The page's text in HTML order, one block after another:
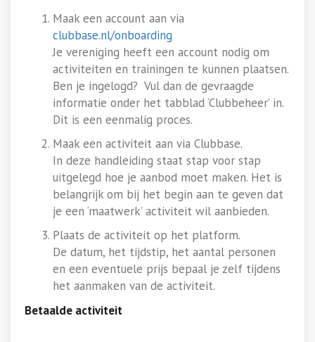
Maak een account aan via
clubbase.nl/onboarding
Je vereniging heeft een account nodig om
activiteiten en trainingen te kunnen plaatsen.
Ben je ingelogd? Vul dan de gevraagde
informatie onder het tabblad ‘Clubbeheer’ in.
Dit is een eenmalig proces.
Maak een activiteit aan via Clubbase.
In deze handleiding staat stap voor stap
uitgelegd hoe je aanbod moet maken. Het is
belangrijk om bij het begin aan te geven dat
je een ‘maatwerk’ activiteit wil aanbieden.
Plaats de activiteit op het platform.
De datum, het tijdstip, het aantal personen
en een eventuele prijs bepaal je zelf tijdens
het aanmaken van de activiteit.
Betaalde activiteit